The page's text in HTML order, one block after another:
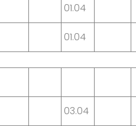
01.04
01.04
03.04